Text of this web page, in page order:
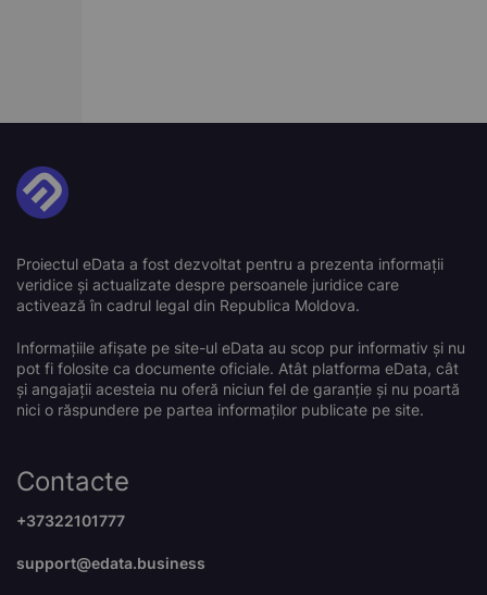
Proiectul eData a fost dezvoltat pentru a prezenta informații
veridice și actualizate despre persoanele juridice care
activează în cadrul legal din Republica Moldova.
Informațiile afișate pe site-ul eData au scop pur informativ și nu
pot fi folosite ca documente oficiale. Atât platforma eData, cât
și angajații acesteia nu oferă niciun fel de garanție și nu poartă
nici o răspundere pe partea informaților publicate pe site.
Contacte
+37322101777
support@edata.business